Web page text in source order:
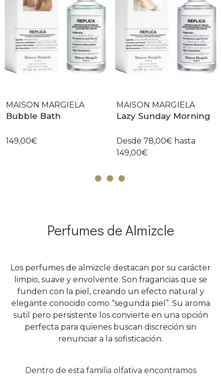
MAISON MARGIELA
Bubble Bath
149,00€
MAISON MARGIELA
Lazy Sunday Morning
Desde 78,00€ hasta
149,00€
Perfumes de Almizcle
Los perfumes de almizcle destacan por su carácter
limpio, suave y envolvente. Son fragancias que se
funden con la piel, creando un efecto natural y
elegante conocido como “segunda piel”. Su aroma
sutil pero persistente los convierte en una opción
perfecta para quienes buscan discreción sin
renunciar a la sofisticación.
Dentro de esta familia olfativa encontramos